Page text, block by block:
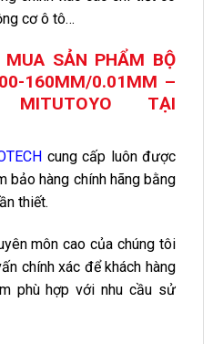
cơ ô tô…
SẢN PHẨM BỘ
160MM/0.01MM –
TẠI
cung cấp luôn được
bảo hàng chính hãng bằng
thiết.
môn cao của chúng tôi
chính xác để khách hàng
phù hợp với nhu cầu sử